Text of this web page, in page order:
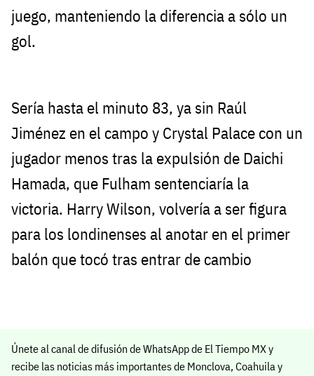
juego, manteniendo la diferencia a sólo un
gol.
Sería hasta el minuto 83, ya sin Raúl
Jiménez en el campo y Crystal Palace con un
jugador menos tras la expulsión de Daichi
Hamada, que Fulham sentenciaría la
victoria. Harry Wilson, volvería a ser figura
para los londinenses al anotar en el primer
balón que tocó tras entrar de cambio
Únete al canal de difusión de WhatsApp de El Tiempo MX y
recibe las noticias más importantes de Monclova, Coahuila y